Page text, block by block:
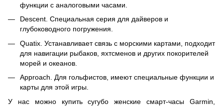
функции с аналоговыми часами.
Descent. Специальная серия для дайверов и
глубоководного погружения.
Quatix. Устанавливает связь с морскими картами, подходит
для навигации рыбаков, яхтсменов и других покорителей
морей и океанов.
Approach. Для гольфистов, имеют специальные функции и
карты для этой игры.
У нас можно купить сугубо женские смарт-часы Garmin,